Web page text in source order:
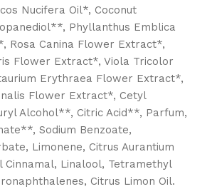
Nucifera Oil*, Coconut
Phyllanthus Emblica
Rosa Canina Flower Extract*,
Flower Extract*, Viola Tricolor
Erythraea Flower Extract*,
Flower Extract*, Cetyl
Alcohol**, Citric Acid**, Parfum,
Sodium Benzoate,
Limonene, Citrus Aurantium
Cinnamal, Linalool, Tetramethyl
Citrus Limon Oil.